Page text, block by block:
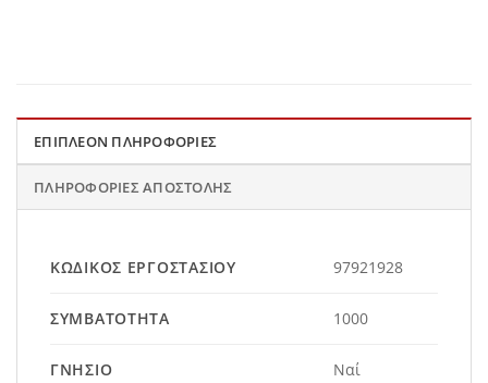
ΕΠΙΠΛΈΟΝ ΠΛΗΡΟΦΟΡΊΕΣ
ΠΛΗΡΟΦΟΡΊΕΣ ΑΠΟΣΤΟΛΉΣ
ΚΩΔΙΚΌΣ ΕΡΓΟΣΤΑΣΊΟΥ 97921928
ΣΥΜΒΑΤΌΤΗΤΑ 1000
ΓΝΉΣΙΟ Ναί